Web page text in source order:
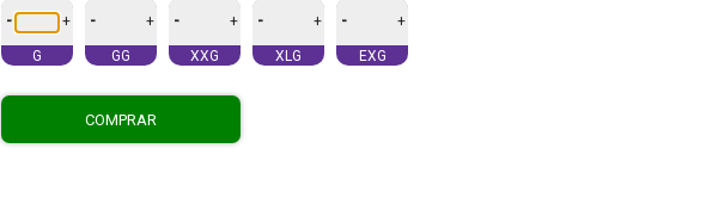
- +
G
- +
GG
- +
XXG
- +
XLG
- +
EXG
COMPRAR